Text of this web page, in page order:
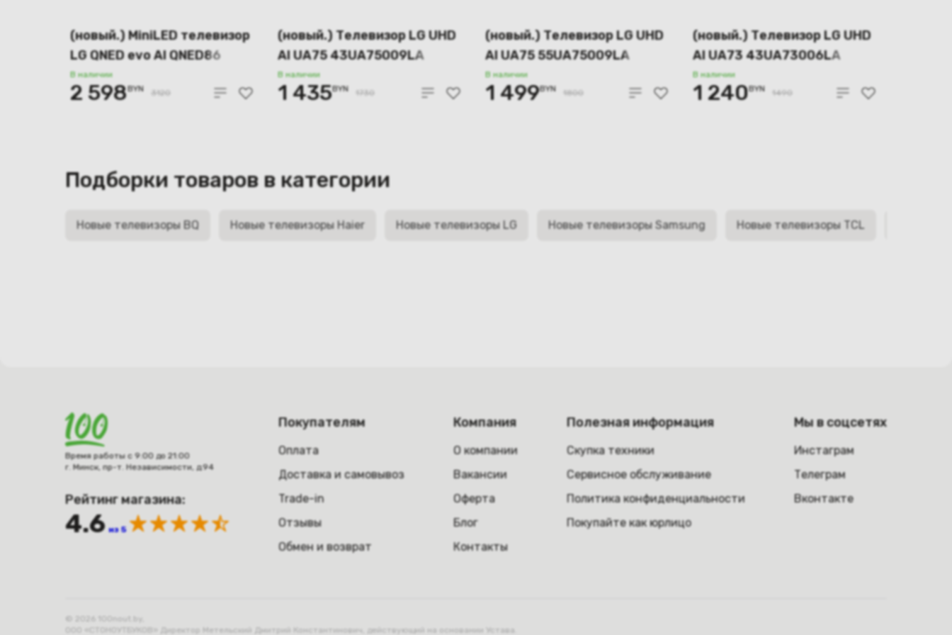
(новый.) MiniLED телевизор
LG QNED evo AI QNED86
55QNED86A6A
В наличии
2 598BYN 3120
(новый.) Телевизор LG UHD
AI UA75 43UA75009LA
В наличии
1 435BYN 1730
(новый.) Телевизор LG UHD
AI UA75 55UA75009LA
В наличии
1 499BYN 1800
(новый.) Телевизор LG UHD
AI UA73 43UA73006LA
В наличии
1 240BYN 1490
Подборки товаров в категории
Новые телевизоры BQ Новые телевизоры Haier Новые телевизоры LG Новые телевизоры Samsung Новые телевизоры TCL
Время работы с 9:00 до 21:00
г. Минск, пр-т. Независимости, д.94
Рейтинг магазина:
4.6 из 5
Покупателям
Оплата
Доставка и самовывоз
Trade-in
Отзывы
Обмен и возврат
Компания
О компании
Вакансии
Оферта
Блог
Контакты
Полезная информация
Скупка техники
Сервисное обслуживание
Политика конфиденциальности
Покупайте как юрлицо
Мы в соцсетях
Инстаграм
Телеграм
Вконтакте
ООО «СТОНОУТБУКОВ» Директор Метельский Дмитрий Константинович, действующий на основании Устава.